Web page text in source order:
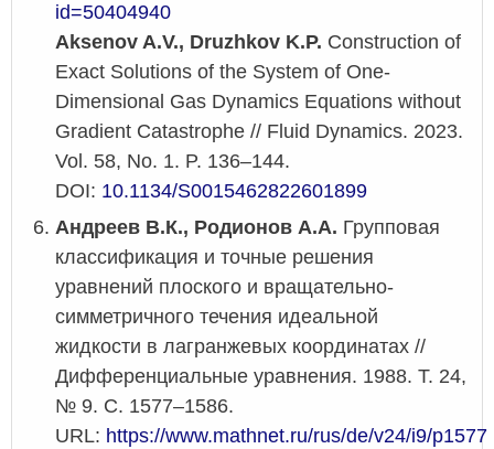
id=50404940
Aksenov A.V., Druzhkov K.P. Construction of
Exact Solutions of the System of One-
Dimensional Gas Dynamics Equations without
Gradient Catastrophe // Fluid Dynamics. 2023.
Vol. 58, No. 1. P. 136–144.
DOI: 10.1134/S0015462822601899
Андреев В.К., Родионов А.А. Групповая
классификация и точные решения
уравнений плоского и вращательно-
симметричного течения идеальной
жидкости в лагранжевых координатах //
Дифференциальные уравнения. 1988. Т. 24,
№ 9. С. 1577–1586.
URL: https://www.mathnet.ru/rus/de/v24/i9/p1577